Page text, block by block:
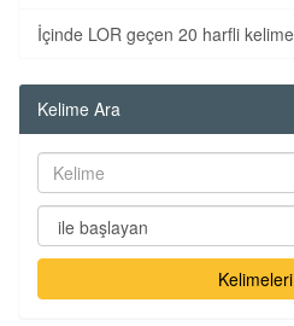
İçinde LOR geçen 20 harfli
Kelime Ara